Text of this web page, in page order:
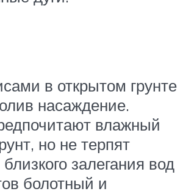
в открытом грунте
насаждение.
влажный
но не терпят
залегания вод
болотный и